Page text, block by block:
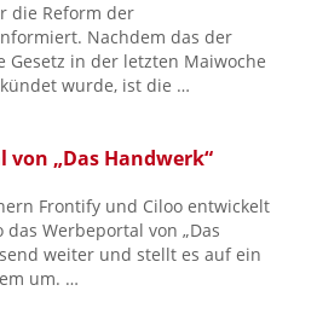
die Reform der
Nachdem das der
Gesetz in der letzten Maiwoche
wurde, ist die …
von „Das Handwerk“
Frontify und Ciloo entwickelt
Werbeportal von „Das
weiter und stellt es auf ein
um. …